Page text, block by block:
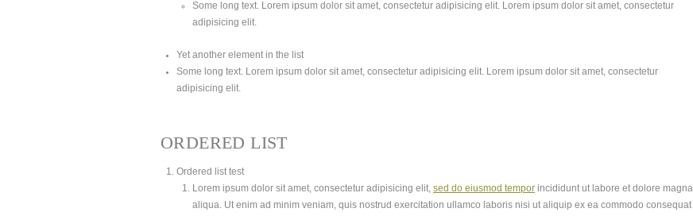
Some long text. Lorem ipsum dolor sit amet, consectetur adipisicing elit. Lorem ipsum dolor sit amet, consectetur
adipisicing elit.
Yet another element in the list
Some long text. Lorem ipsum dolor sit amet, consectetur adipisicing elit. Lorem ipsum dolor sit amet, consectetur
adipisicing elit.
ORDERED LIST
Ordered list test
Lorem ipsum dolor sit amet, consectetur adipisicing elit, sed do eiusmod tempor incididunt ut labore et dolore magna
aliqua. Ut enim ad minim veniam, quis nostrud exercitation ullamco laboris nisi ut aliquip ex ea commodo consequat